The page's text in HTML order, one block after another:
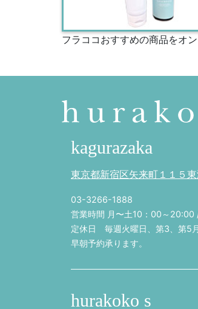
フラココおすすめの商品をオ
kagurazaka
東京都新宿区矢来町１１５
03-3266-1888
営業時間 月〜土10：00～
定休日 毎週火曜日、第3、第5
早朝予約承ります。
hurakoko s